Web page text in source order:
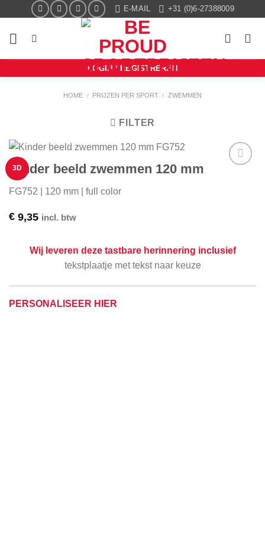
inhoud
E-MAIL +31 (0)6-27388009
LOGIN / REGISTREREN
HOME / PRIJZEN PER SPORT / ZWEMMEN
FILTER
3D
Kinder beeld zwemmen 120 mm
FG752 | 120 mm | full color
€ 9,35 incl. btw
Wij leveren deze tastbare herinnering inclusief
tekstplaatje met tekst naar keuze
PERSONALISEER HIER